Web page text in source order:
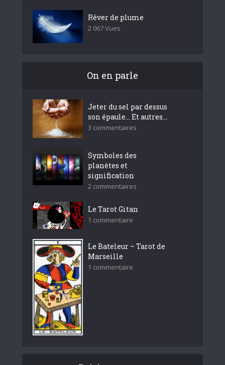
Rêver de plume
2 067 Vues
On en parle
Jeter du sel par dessus
son épaule… Et autres...
3 commentaires
Symboles des
planètes et
signification
2 commentaires
Le Tarot Gitan
1 commentaire
Le Bateleur – Tarot de
Marseille
1 commentaire